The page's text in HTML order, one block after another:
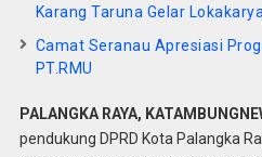
Karang Taruna Gelar Lokakarya
Camat Seranau Apresiasi
PT.RMU
PALANGKA RAYA,
pendukung DPRD Kota Palangka